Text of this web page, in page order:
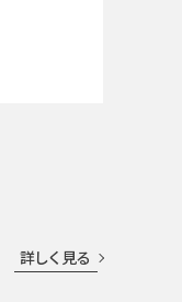
詳しく見る